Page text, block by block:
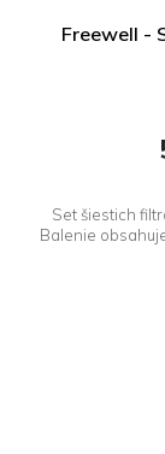
Freewell -
Set šiestich
Balenie